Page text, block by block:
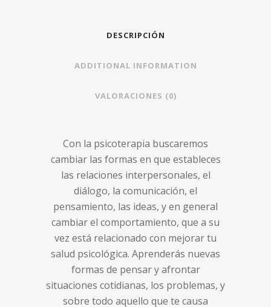
especializados
quantity
DESCRIPCIÓN
ADDITIONAL INFORMATION
VALORACIONES (0)
Con la psicoterapia buscaremos
cambiar las formas en que estableces
las relaciones interpersonales, el
diálogo, la comunicación, el
pensamiento, las ideas, y en general
cambiar el comportamiento, que a su
vez está relacionado con mejorar tu
salud psicológica. Aprenderás nuevas
formas de pensar y afrontar
situaciones cotidianas, los problemas, y
sobre todo aquello que te causa